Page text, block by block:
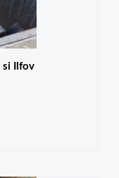
si Ilfov